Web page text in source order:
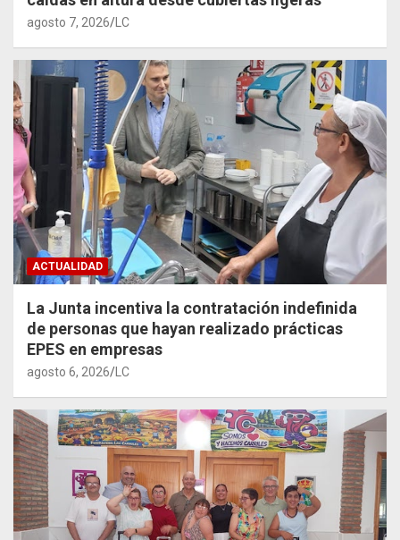
agosto 7, 2026 LC
ACTUALIDAD
La Junta incentiva la contratación indefinida
de personas que hayan realizado prácticas
EPES en empresas
agosto 6, 2026 LC